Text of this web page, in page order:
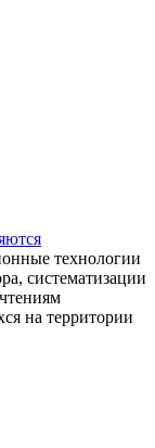
технологии
систематизации
на территории